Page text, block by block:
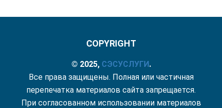
COPYRIGHT
© 2025, СЭСУСЛУГИ.
Все права защищены. Полная или частичная
перепечатка материалов сайта запрещается.
При согласованном использовании материалов